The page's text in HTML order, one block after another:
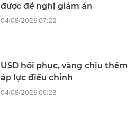
được đề nghị giảm án
04/08/2026 07:22
USD hồi phục, vàng chịu thêm
áp lực điều chỉnh
04/08/2026 00:23